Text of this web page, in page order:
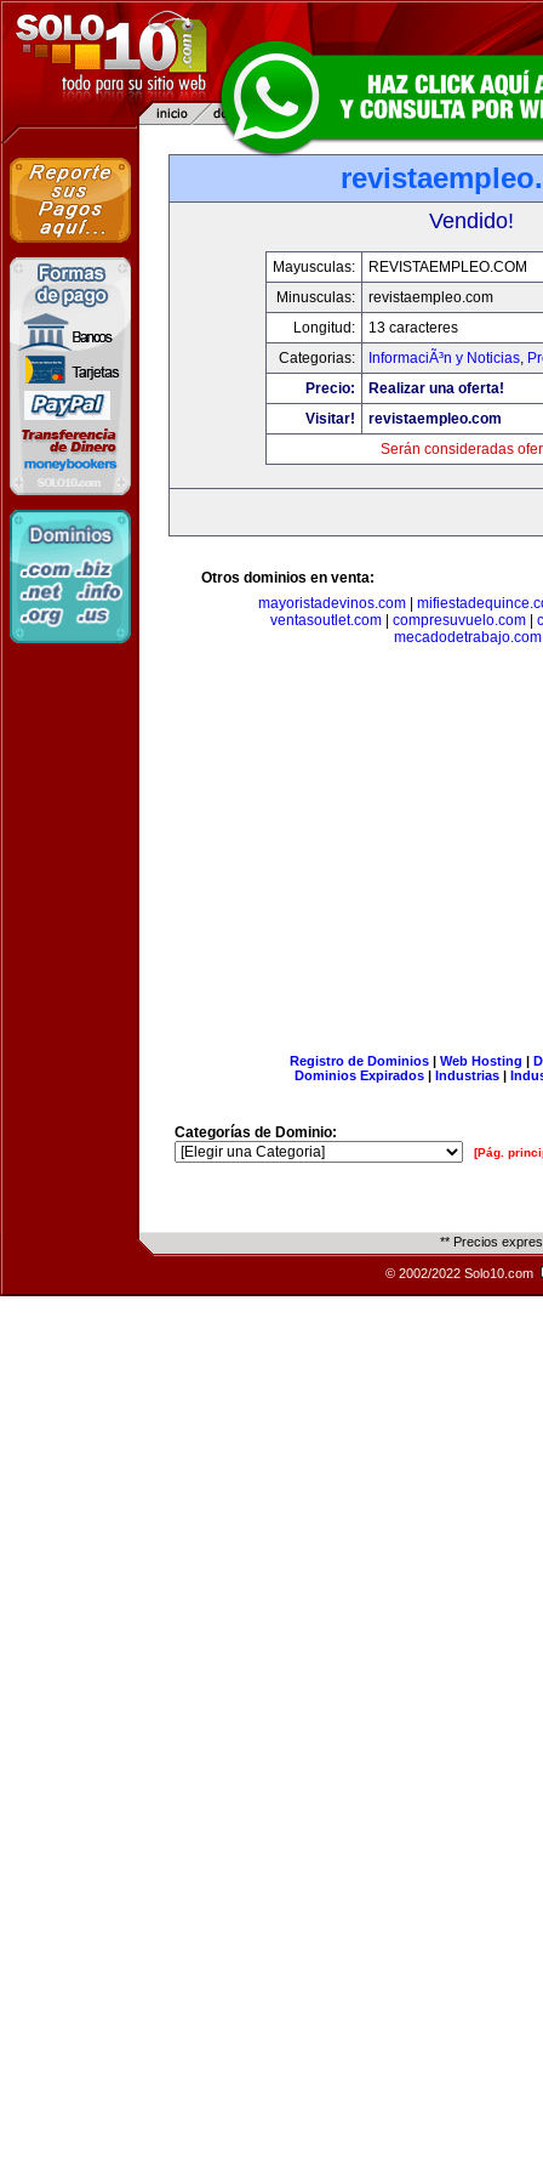
Vendido!
Mayusculas:
REVISTAEMPLEO.COM
Minusculas:
revistaempleo.com
Longitud:
13 caracteres
Categorias:
InformaciÃ³n y Noticias,
Precio:
Realizar una oferta!
Visitar!
revistaempleo.com
Serán consideradas
Otros dominios en venta:
mayoristadevinos.com
ventasoutlet.com
compresuvuelo.com
mecadodetrabajo.com
Registro de Dominios| Web Hosting |
Dominios Expirados | Industrias |
Categorías de Dominio:
[Pág.
** Precios
© 2002/2022 Solo10.com